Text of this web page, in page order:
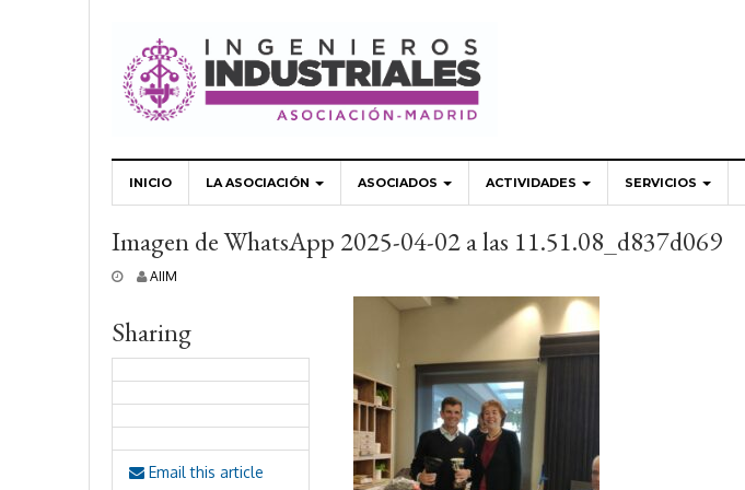
INICIO LA ASOCIACIÓN ASOCIADOS ACTIVIDADES SERVICIOS
Imagen de WhatsApp 2025-04-02 a las 11.51.08_d837d069
,
2
0
AIIM
Sharing
Email this article